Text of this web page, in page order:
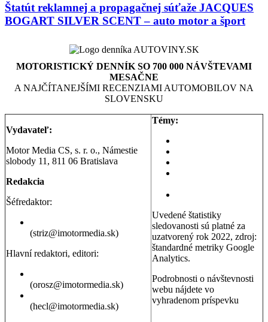
Štatút reklamnej a propagačnej súťaže JACQUES
BOGART SILVER SCENT – auto motor a šport
MOTORISTICKÝ DENNÍK SO 700 000 NÁVŠTEVAMI
MESAČNE
A NAJČÍTANEJŠÍMI RECENZIAMI AUTOMOBILOV NA
SLOVENSKU
Vydavateľ:
Motor Media CS, s. r. o., Námestie
slobody 11, 811 06 Bratislava
Redakcia
Šéfredaktor:
(striz@imotormedia.sk)
Hlavní redaktori, editori:
(orosz@imotormedia.sk)
(hecl@imotormedia.sk)
Témy:
Uvedené štatistiky
sledovanosti sú platné za
uzatvorený rok 2022, zdroj:
štandardné metriky Google
Analytics.
Podrobnosti o návštevnosti
webu nájdete vo
vyhradenom príspevku